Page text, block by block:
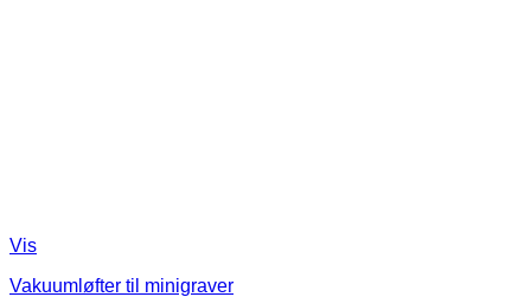
Vis
Vakuumløfter til minigraver